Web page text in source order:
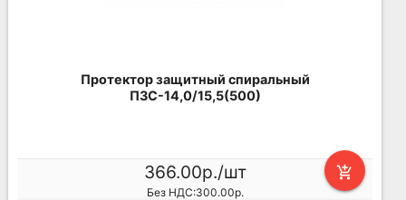
Протектор защитный спиральный
ПЗС-14,0/15,5(500)
add_shopping_cart
366.00р./шт
Без НДС:300.00р.